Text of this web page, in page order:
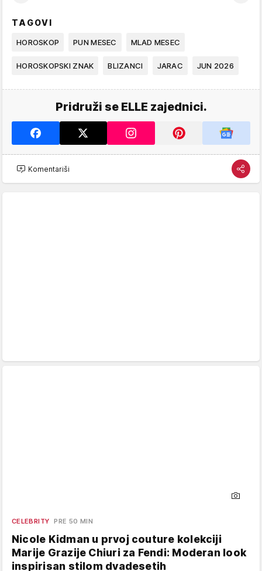
TAGOVI
HOROSKOP PUN MESEC MLAD MESEC
HOROSKOPSKI ZNAK BLIZANCI JARAC JUN 2026
Pridruži se ELLE zajednici.
Komentariši
CELEBRITY PRE 50 MIN
Nicole Kidman u prvoj couture kolekciji
Marije Grazije Chiuri za Fendi: Moderan look
inspirisan stilom dvadesetih